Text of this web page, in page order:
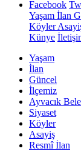
Facebook
Yaşam İlan
Köyler
Künye
Yaşam
İlan
Güncel
İlçemiz
Ayvacık
Siyaset
Köyler
Asayiş
Resmî İlan